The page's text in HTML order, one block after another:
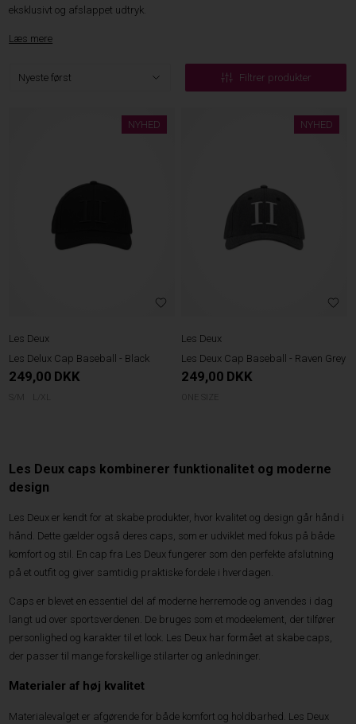
eksklusivt og afslappet udtryk.
Læs mere
Filtrer produkter
NYHED
Les Deux
Les Delux Cap Baseball - Black
249,00 DKK
S/M
NYHED
Les Deux
Les Deux Cap Baseball - Raven Grey
249,00 DKK
ONE SIZE
Les Deux caps kombinerer funktionalitet og moderne
design
Les Deux er kendt for at skabe produkter, hvor kvalitet og design går hånd i
hånd. Dette gælder også deres caps, som er udviklet med fokus på både
komfort og stil. En cap fra Les Deux fungerer som den perfekte afslutning
på et outfit og giver samtidig praktiske fordele i hverdagen.
Caps er blevet en essentiel del af moderne herremode og anvendes i dag
langt ud over sportsverdenen. De bruges som et modeelement, der tilfører
personlighed og karakter til et look. Les Deux har formået at skabe caps,
der passer til mange forskellige stilarter og anledninger.
Materialer af høj kvalitet
Materialevalget er afgørende for både komfort og holdbarhed. Les Deux